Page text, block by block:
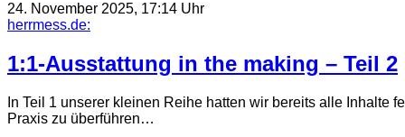
24. November 2025, 17:14 Uhr
herrmess.de:
1:1-Ausstattung in the making – Teil 2
In Teil 1 unserer kleinen Reihe hatten wir bereits alle Inhalte
Praxis zu überführen…